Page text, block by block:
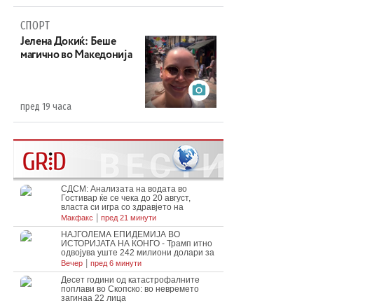
СПОРТ
Јелена Докиќ: Беше
магично во Македонија
пред 19 часа